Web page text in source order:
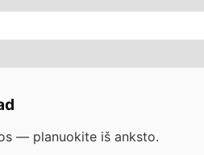
— planuokite iš anksto.